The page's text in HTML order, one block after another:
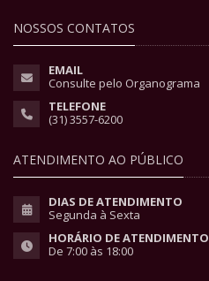
NOSSOS CONTATOS
EMAIL
Consulte pelo Organograma
TELEFONE
(31) 3557-6200
ATENDIMENTO AO PÚBLICO
DIAS DE ATENDIMENTO
Segunda à Sexta
HORÁRIO DE ATENDIMENTO
De 7:00 às 18:00